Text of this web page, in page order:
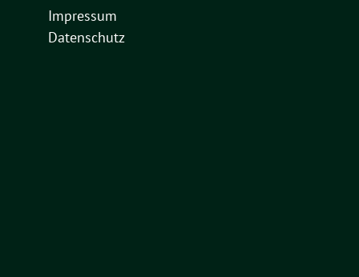
Impressum
Datenschutz